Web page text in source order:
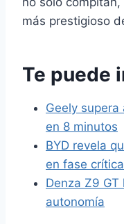
más prestigioso
Te puede
Geely supera
en 8 minutos
BYD revela
en fase crítica
Denza Z9
autonomía